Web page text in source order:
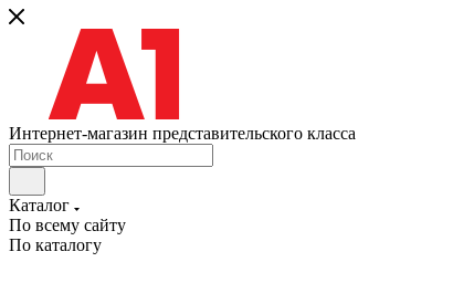
Интернет-магазин представительского класса
Каталог
По всему сайту
По каталогу